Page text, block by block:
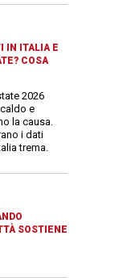
IN ITALIA E
COSA
2026
e
la causa.
i dati
trema.
SOSTIENE